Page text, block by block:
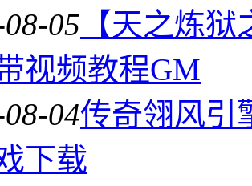
05 【天之炼
视频教程GM
04传奇翎风引
下载